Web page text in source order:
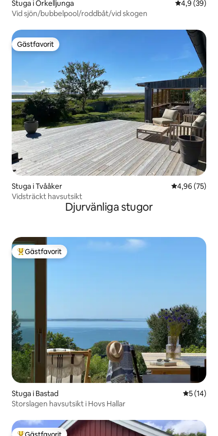
Stuga i Örkelljunga 4,9 av 5 i
4,9 (39)
Vid sjön/bubbelpool/roddbåt/vid skogen
Gästfavorit
Gästfavorit
Stuga i Tvååker 4,96 av 5 i
4,96 (75)
Vidsträckt havsutsikt
Djurvänliga stugor
Populär gästfavorit
Gästfavorit
Stuga i Bastad 5 av 5 i
5 (14)
Storslagen havsutsikt i Hovs Hallar